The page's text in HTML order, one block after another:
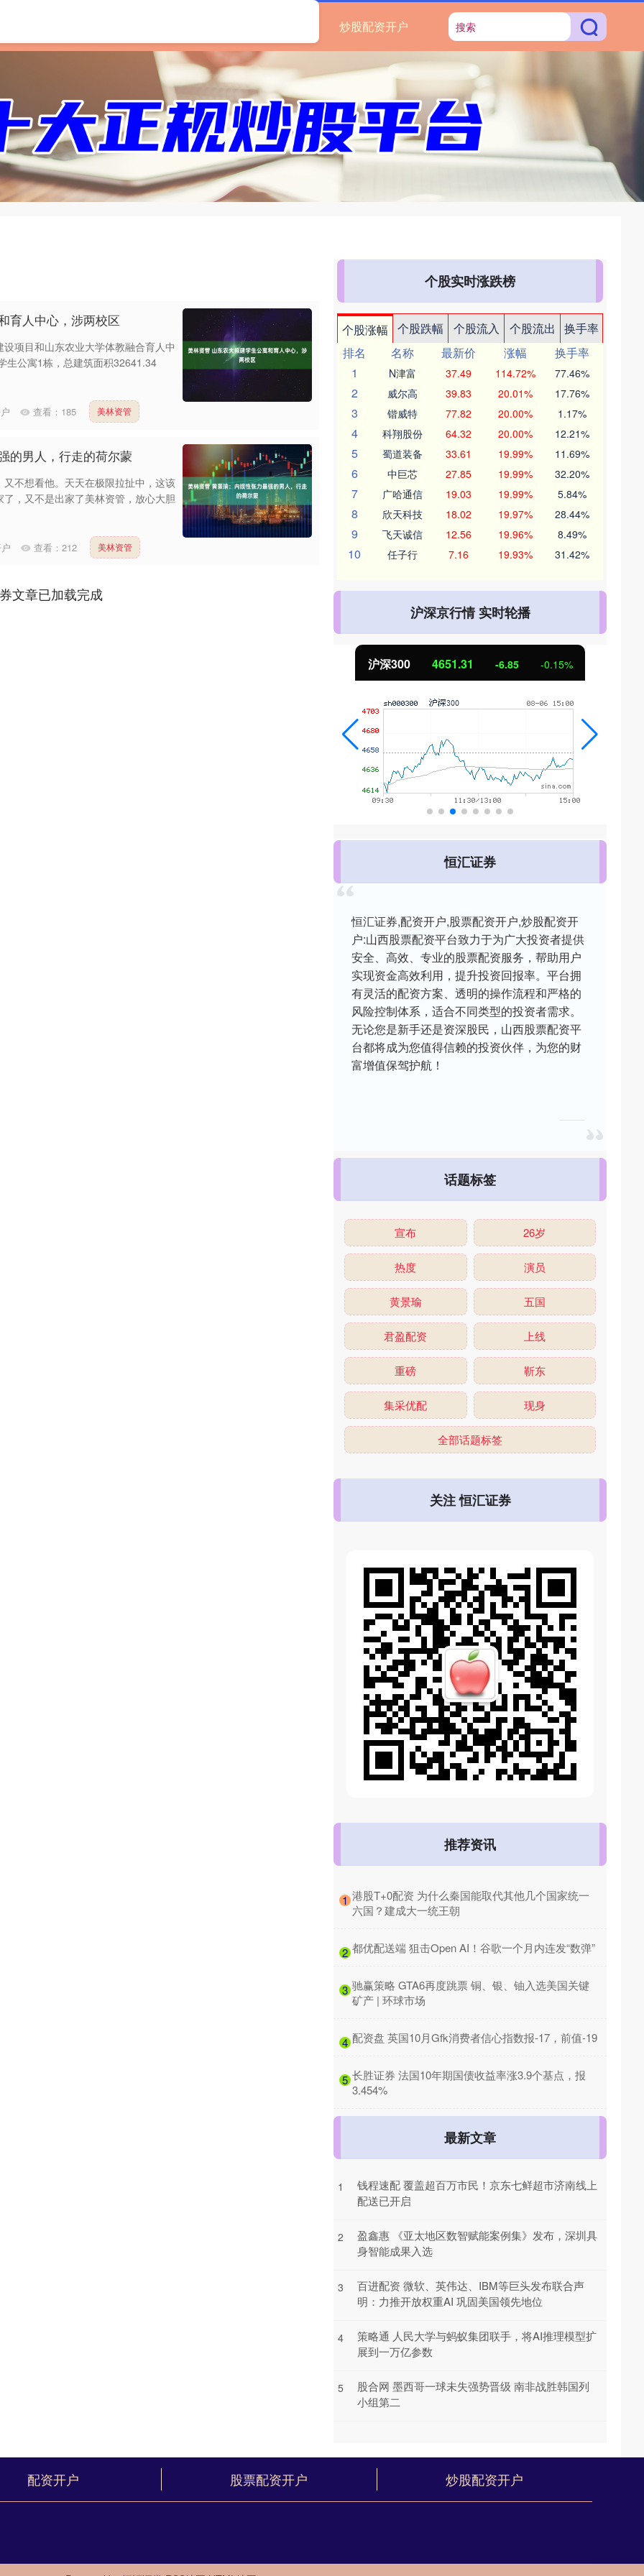
炒股配资开户
育人中心，涉两校区
项目和山东农业大学体教融合育人中
生公寓1栋，总建筑面积32641.34
查看： 185 美林资管
的男人，行走的荷尔蒙
不想看他。天天在极限拉扯中，这该
，又不是出家了美林资管，放心大胆
查看： 212 美林资管
文章已加载完成
个股实时涨跌榜
个股涨幅 个股跌幅 个股流入 个股流出
换手率
排名
名称 最新价 涨幅
换手率
1
N津富 37.49 114.72% 77.46%
2 威尔高 39.83 20.01% 17.76%
3 锴威特 77.82 20.00% 1.17%
4 科翔股份 64.32 20.00% 12.21%
5 蜀道装备 33.61 19.99% 11.69%
6 中巨芯 27.85 19.99% 32.20%
7 广哈通信 19.03 19.99% 5.84%
8 欣天科技 18.02 19.97% 28.44%
9 飞天诚信 12.56 19.96% 8.49%
10 任子行 7.16 19.93% 31.42%
沪深京行情 实时轮播
沪深300 4651.31 -6.85 -0.15%
恒汇证券
恒汇证券,配资开户,股票配资开户,炒股配资开
户:山西股票配资平台致力于为广大投资者提供
安全、高效、专业的股票配资服务，帮助用户
实现资金高效利用，提升投资回报率。平台拥
有灵活的配资方案、透明的操作流程和严格的
风险控制体系，适合不同类型的投资者需求。
无论您是新手还是资深股民，山西股票配资平
台都将成为您值得信赖的投资伙伴，为您的财
富增值保驾护航！
话题标签
宣布 26岁
热度 演员
黄景瑜 五国
君盈配资 上线
重磅 靳东
集采优配 现身
全部话题标签
关注 恒汇证券
推荐资讯
1 ​港股T+0配资 为什么秦国能取代其他几个国家统一
六国？建成大一统王朝
2 ​都优配送端 狙击Open AI！谷歌一个月内连发“数弹”
3 ​驰赢策略 GTA6再度跳票 铜、银、铀入选美国关键
矿产 | 环球市场
4 ​配资盘 英国10月Gfk消费者信心指数报-17，前值-19
5 ​长胜证券 法国10年期国债收益率涨3.9个基点，报
3.454%
最新文章
1
钱程速配 覆盖超百万市民！京东七鲜超市济南线上
配送已开启
2
盈鑫惠 《亚太地区数智赋能案例集》发布，深圳具
身智能成果入选
3
百进配资 微软、英伟达、IBM等巨头发布联合声
明：力推开放权重AI 巩固美国领先地位
4
策略通 人民大学与蚂蚁集团联手，将AI推理模型扩
展到一万亿参数
5
股合网 墨西哥一球未失强势晋级 南非战胜韩国列
小组第二
配资开户 股票配资开户 炒股配资开户